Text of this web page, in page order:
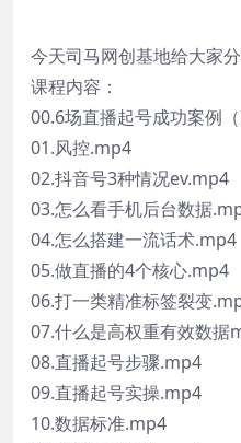
今天司马网创基地给大家
课程内容：
00.6场直播起号成功案例
01.风控.mp4
02.抖音号3种情况ev.mp4
03.怎么看手机后台数据
04.怎么搭建一流话术.mp4
05.做直播的4个核心.mp4
06.打一类精准标签裂变
07.什么是高权重有效数据
08.直播起号步骤.mp4
09.直播起号实操.mp4
10.数据标准.mp4